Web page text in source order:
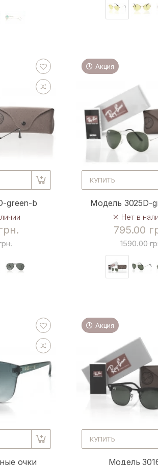
green-b
Акция
КУПИТЬ
Модель 3025D-
Нет в
795.00
1590.00
очки
Акция
КУПИТЬ
Модель